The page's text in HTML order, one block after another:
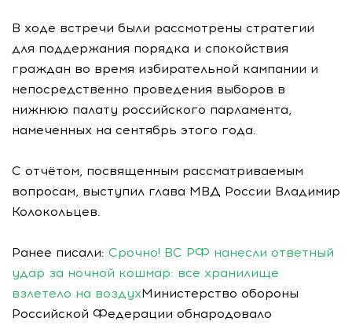
В ходе встречи были рассмотрены стратегии
для поддержания порядка и спокойствия
граждан во время избирательной кампании и
непосредственно проведения выборов в
нижнюю палату российского парламента,
намеченных на сентябрь этого года.
С отчётом, посвященным рассматриваемым
вопросам, выступил глава МВД России Владимир
Колокольцев.
Ранее писали: Срочно! ВС РФ нанесли ответный
удар за ночной кошмар: все хранилище
взлетело на воздухМинистерство обороны
Российской Федерации обнародовало